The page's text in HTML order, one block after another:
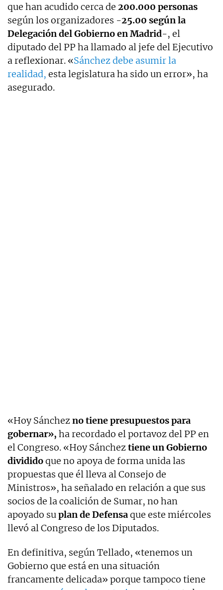
que han acudido cerca de 200.000 personas
según los organizadores -25.00 según la
Delegación del Gobierno en Madrid-, el
diputado del PP ha llamado al jefe del Ejecutivo
a reflexionar. «Sánchez debe asumir la
realidad, esta legislatura ha sido un error», ha
asegurado.
«Hoy Sánchezno tiene presupuestos para
gobernar», ha recordado el portavoz del PP en
el Congreso. «Hoy Sáncheztiene un Gobierno
divididoque no apoya de forma unida las
propuestas que él lleva al Consejo de
Ministros», ha señalado en relación a que sus
socios de la coalición de Sumar, no han
apoyado suplan de Defensaque este miércoles
llevó al Congreso de los Diputados.
En definitiva, según Tellado, «tenemos un
Gobierno que está en una situación
francamente delicada» porque tampoco tiene